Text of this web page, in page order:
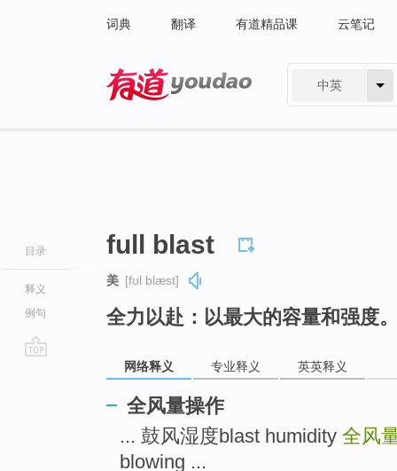
词典 翻译 有道精品课 云笔记
中英
目录
释义
例句
full blast
美 [fʊl blæst]
全力以赴：以最大的容量和强度
网络释义 专业释义 英英释义
全风量操作
... 鼓风湿度blast humidity 全风
blowing ...